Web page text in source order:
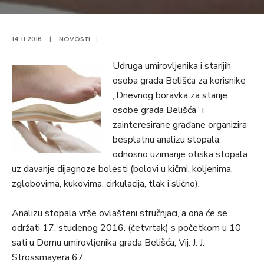
14.11.2016. | NOVOSTI |
Udruga umirovljenika i starijih
osoba grada Belišća za korisnike
„Dnevnog boravka za starije
osobe grada Belišća“ i
zainteresirane građane organizira
besplatnu analizu stopala,
odnosno uzimanje otiska stopala
uz davanje dijagnoze bolesti (bolovi u kičmi, koljenima,
zglobovima, kukovima, cirkulacija, tlak i slično).
Analizu stopala vrše ovlašteni stručnjaci, a ona će se
održati 17. studenog 2016. (četvrtak) s početkom u 10
sati u Domu umirovljenika grada Belišća, Vij. J. J.
Strossmayera 67.